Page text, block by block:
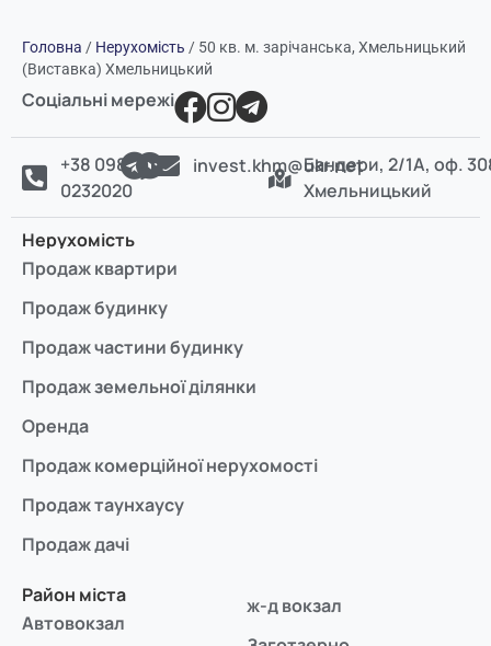
Головна / Нерухомість / 50 кв. м. зарічанська, Хмельницький
(Виставка) Хмельницький
Соціальні мережі
+38 098
0232020
invest.khm@ukr.netБандери, 2/1А, оф.
Хмельницький
Нерухомість
Продаж квартири
Продаж будинку
Продаж частини будинку
Продаж земельної ділянки
Оренда
Продаж комерційної нерухомості
Продаж таунхаусу
Продаж дачі
Район міста
Автовокзал
ж-д вокзал